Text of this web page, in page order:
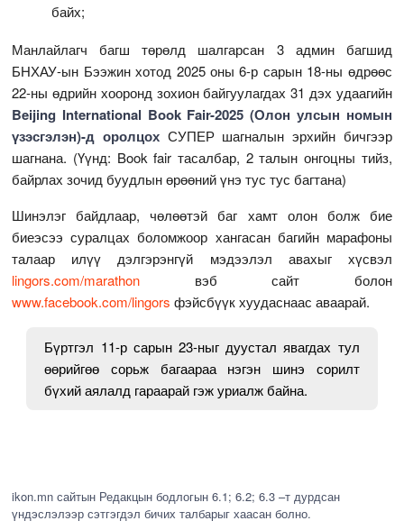
байх;
Манлайлагч багш төрөлд шалгарсан 3 админ багшид
БНХАУ-ын Бээжин хотод 2025 оны 6-р сарын 18-ны өдрөөс
22-ны өдрийн хооронд зохион байгуулагдах 31 дэх удаагийн
Beijing International Book Fair-2025 (Олон улсын номын
үзэсгэлэн)-д оролцох СУПЕР шагналын эрхийн бичгээр
шагнана. (Үүнд: Book fair тасалбар, 2 талын онгоцны тийз,
байрлах зочид буудлын өрөөний үнэ тус тус багтана)
Шинэлэг байдлаар, чөлөөтэй баг хамт олон болж бие
биеэсээ суралцах боломжоор хангасан багийн марафоны
талаар илүү дэлгэрэнгүй мэдээлэл авахыг хүсвэл
lingors.com/marathon вэб сайт болон
www.facebook.com/lingors фэйсбүүк хуудаснаас аваарай.
Бүртгэл 11-р сарын 23-ныг дуустал явагдах тул
өөрийгөө сорьж багаараа нэгэн шинэ сорилт
бүхий аялалд гараарай гэж уриалж байна.
ikon.mn сайтын Редакцын бодлогын 6.1; 6.2; 6.3 –т дурдсан
үндэслэлээр сэтгэгдэл бичих талбарыг хаасан болно.